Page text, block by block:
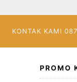
KONTAK KAMI
PROMO